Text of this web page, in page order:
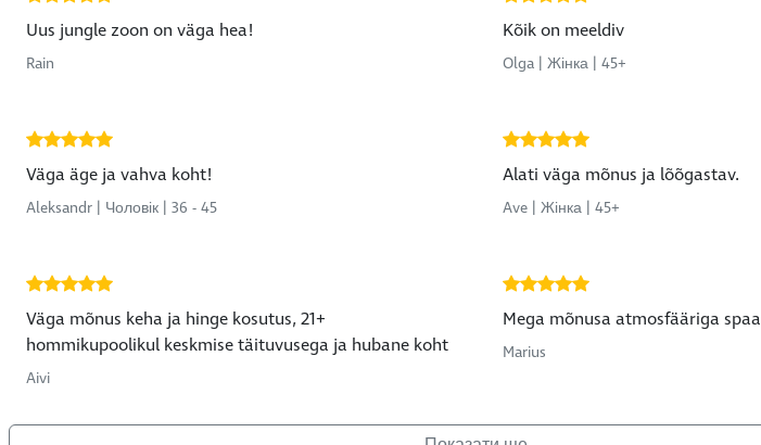
Uus jungle zoon on väga hea!
Rain
Kõik on meeldiv
Olga | Жінка | 45+
Väga äge ja vahva koht!
Aleksandr | Чоловік | 36 - 45
Alati väga mõnus ja lõõgastav.
Ave | Жінка | 45+
Väga mõnus keha ja hinge kosutus, 21+
hommikupoolikul keskmise täituvusega ja hubane koht
Aivi
Mega mõnusa atmosfääriga spaa
Marius